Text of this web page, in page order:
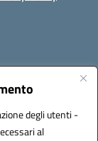
degli utenti -
al
di Stabia
- PEC: